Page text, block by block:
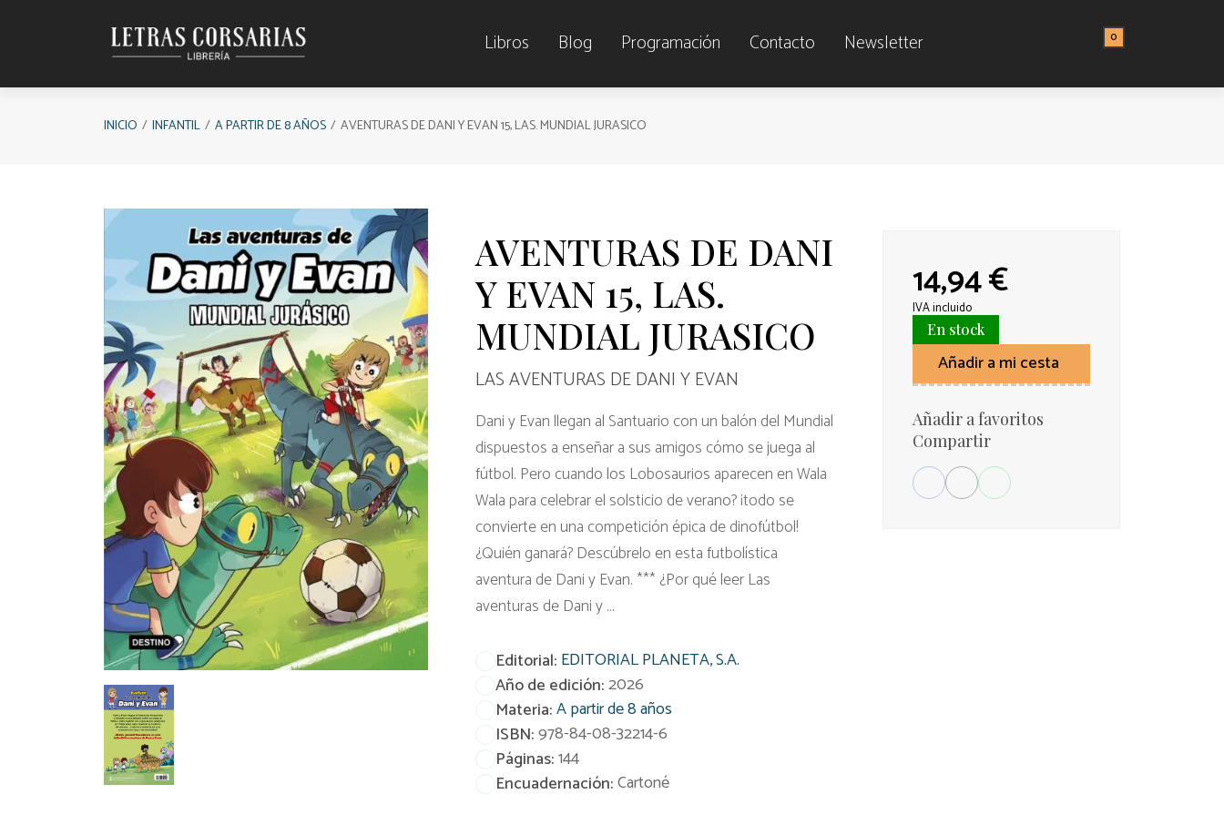
Libros Blog Programación Contacto Newsletter 0
INICIO INFANTIL A PARTIR DE 8 AÑOS AVENTURAS DE DANI Y EVAN 15, LAS. MUNDIAL JURASICO
AVENTURAS DE DANI
Y EVAN 15, LAS.
MUNDIAL JURASICO
LAS AVENTURAS DE DANI Y EVAN
Dani y Evan llegan al Santuario con un balón del Mundial
dispuestos a enseñar a sus amigos cómo se juega al
fútbol. Pero cuando los Lobosaurios aparecen en Wala
Wala para celebrar el solsticio de verano? ¡todo se
convierte en una competición épica de dinofútbol!
¿Quién ganará? Descúbrelo en esta futbolística
aventura de Dani y Evan. *** ¿Por qué leer Las
aventuras de Dani y ...
Editorial: EDITORIAL PLANETA, S.A.
Año de edición:2026
Materia:A partir de 8 años
ISBN:978-84-08-32214-6
Páginas:144
Encuadernación:Cartoné
14,94 €
IVA incluido
En stock
Añadir a mi cesta
Añadir a favoritos
Compartir